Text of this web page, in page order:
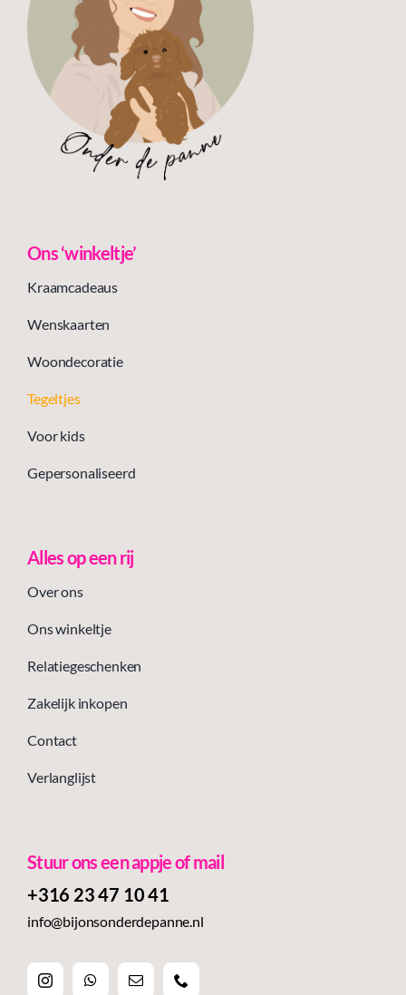
Ons ‘winkeltje’
Kraamcadeaus
Wenskaarten
Woondecoratie
Tegeltjes
Voor kids
Gepersonaliseerd
Alles op een rij
Over ons
Ons winkeltje
Relatiegeschenken
Zakelijk inkopen
Contact
Verlanglijst
Stuur ons een appje of mail
+316 23 47 10 41‬
info@bijonsonderdepanne.nl